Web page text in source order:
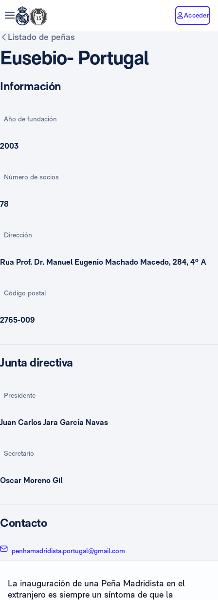
Acceder
Listado de peñas
Eusebio- Portugal
Información
Año de fundación
2003
Número de socios
78
Dirección
Rua Prof. Dr. Manuel Eugenio Machado Macedo, 284, 4º A
Código postal
2765-009
Junta directiva
Presidente
Juan Carlos Jara García Navas
Secretario
Oscar Moreno Gil
Contacto
penhamadridista.portugal@gmail.com
La inauguración de una Peña Madridista en el
extranjero es siempre un síntoma de que la